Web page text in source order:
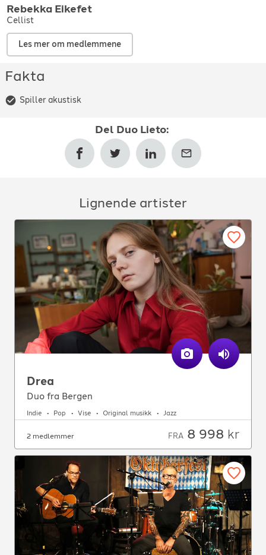
Rebekka Eikefet
Cellist
Les mer om medlemmene
Fakta
Spiller akustisk
Del Duo Lieto:
Lignende artister
Drea
Duo fra Bergen
Indie Pop Vise Original musikk Jazz
2 medlemmer FRA 8 998 kr